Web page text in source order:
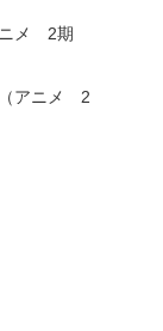
ニメ 2期
アニメ 2